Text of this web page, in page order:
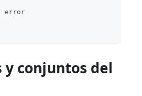
error
y conjuntos del